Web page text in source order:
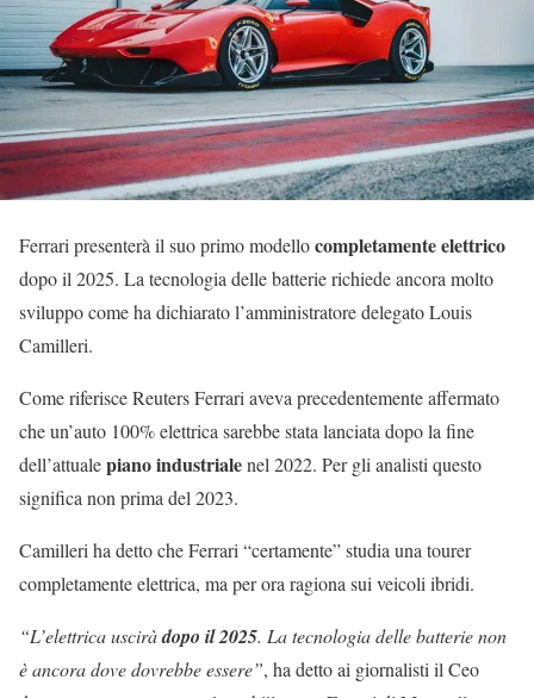
Ferrari presenterà il suo primo modellocompletamente elettrico
dopo il 2025. La tecnologia delle batterie richiede ancora molto
sviluppo come ha dichiarato l’amministratore delegato Louis
Camilleri.
Come riferisce Reuters Ferrari aveva precedentemente affermato
che un’auto 100% elettrica sarebbe stata lanciata dopo la fine
dell’attualepiano industrialenel 2022. Per gli analisti questo
significa non prima del 2023.
Camilleri ha detto che Ferrari “certamente” studia una tourer
completamente elettrica, ma per ora ragiona sui veicoli ibridi.
“L’elettrica usciràdopo il 2025. La tecnologia delle batterie non
è ancora dove dovrebbe essere”, ha detto ai giornalisti il Ceo